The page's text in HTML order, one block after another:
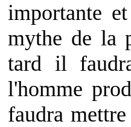
importante
mythe de la
tard il
l'homme
faudra